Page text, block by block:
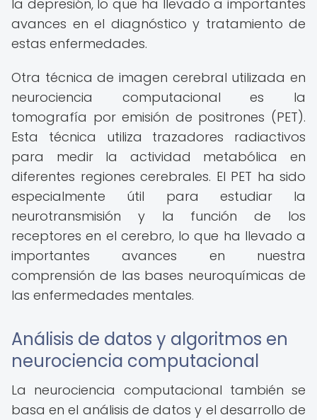
la depresión, lo que ha llevado a importantes
avances en el diagnóstico y tratamiento de
estas enfermedades.
Otra técnica de imagen cerebral utilizada en
neurociencia computacional es la
tomografía por emisión de positrones (PET).
Esta técnica utiliza trazadores radiactivos
para medir la actividad metabólica en
diferentes regiones cerebrales. El PET ha sido
especialmente útil para estudiar la
neurotransmisión y la función de los
receptores en el cerebro, lo que ha llevado a
importantes avances en nuestra
comprensión de las bases neuroquímicas de
las enfermedades mentales.
Análisis de datos y algoritmos en
neurociencia computacional
La neurociencia computacional también se
basa en el análisis de datos y el desarrollo de